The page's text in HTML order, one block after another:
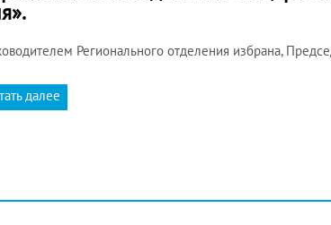
Регионального отделения избрана,
далее